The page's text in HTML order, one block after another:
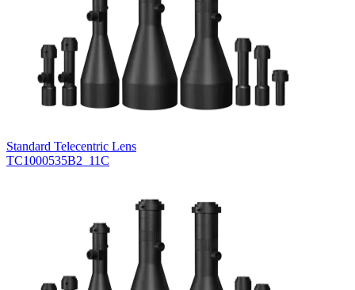
Standard Telecentric Lens
TC1000535B2_11C